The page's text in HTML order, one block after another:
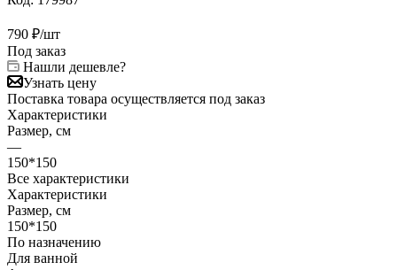
790 ₽/шт
Под заказ
Нашли дешевле?
Узнать цену
Поставка товара осуществляется под заказ
Характеристики
Размер, см
—
150*150
Все характеристики
Характеристики
Размер, см
150*150
По назначению
Для ванной